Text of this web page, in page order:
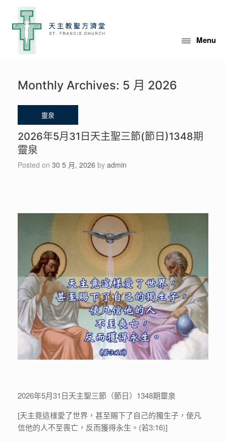
content
Menu
Monthly Archives: 5 月 2026
2026年5月31日天主聖三節(節日)1348期
靈泉
Posted on 30 5 月, 2026 by admin
2026年5月31日天主聖三節（節日）1348期靈泉
[天主竟這樣愛了世界，甚至賜下了自己的獨生子，使凡
信他的人不至喪亡，反而獲得永生。(若3:16)]